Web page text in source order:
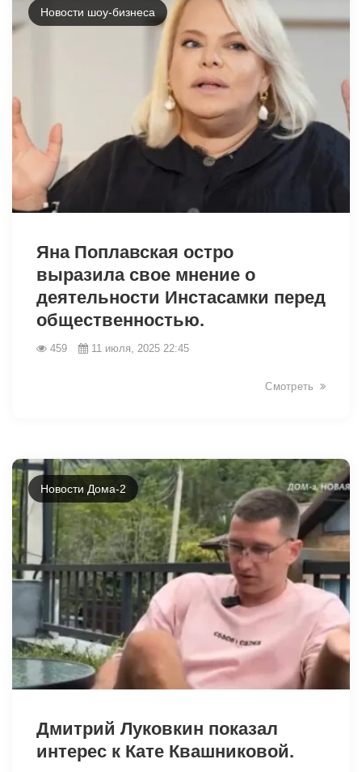
6659
Новости шоу-бизнеса
Яна Поплавская остро
выразила свое мнение о
деятельности Инстасамки перед
общественностью.
459 11 июля, 2025 22:45
Смотреть
Новости Дома-2
Дмитрий Луковкин показал
интерес к Кате Квашниковой.